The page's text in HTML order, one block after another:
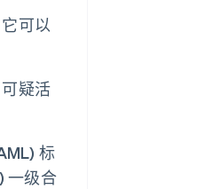
可以
疑活
标
一级合